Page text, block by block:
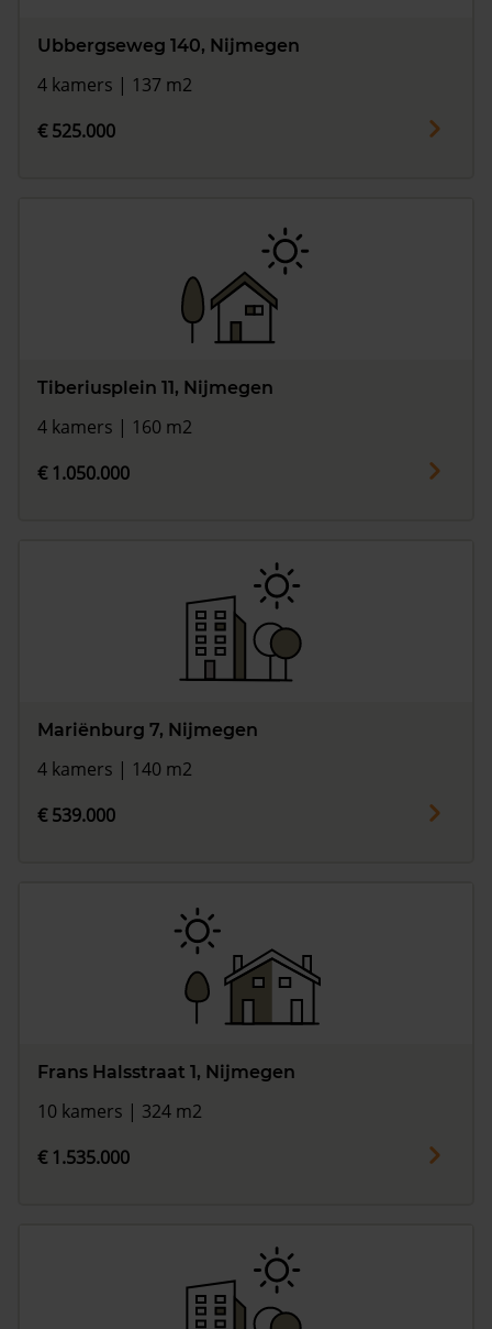
Ubbergseweg 140, Nijmegen
4 kamers | 137 m2
€ 525.000
Tiberiusplein 11, Nijmegen
4 kamers | 160 m2
€ 1.050.000
Mariënburg 7, Nijmegen
4 kamers | 140 m2
€ 539.000
Frans Halsstraat 1, Nijmegen
10 kamers | 324 m2
€ 1.535.000